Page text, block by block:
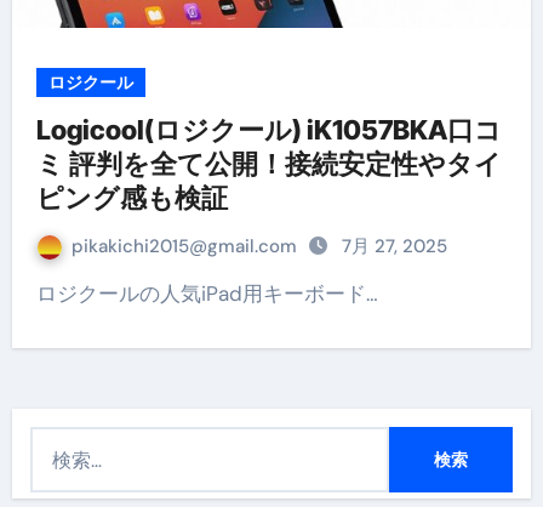
ロジクール
Logicool(ロジクール) iK1057BKA口コ
ミ 評判を全て公開！接続安定性やタイ
ピング感も検証
pikakichi2015@gmail.com 7月 27, 2025
ロジクールの人気iPad用キーボード…